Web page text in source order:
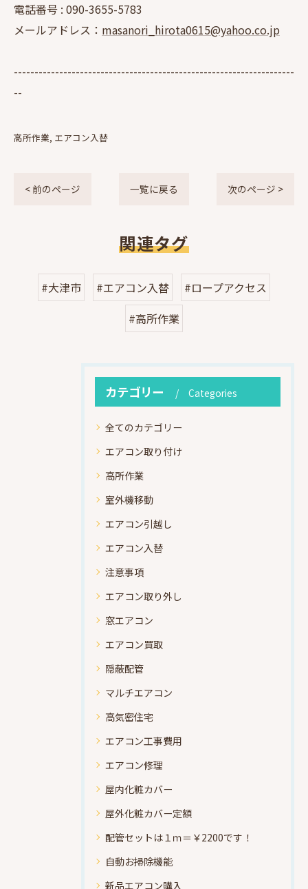
電話番号 : 090-3655-5783
メールアドレス： masanori_hirota0615@yahoo.co.jp
--------------------------------------------------------------------
--
高所作業 エアコン入替
< 前のページ 一覧に戻る 次のページ >
関連タグ
#大津市 #エアコン入替
#ロープアクセス
#高所作業
カテゴリー Categories
全てのカテゴリー
エアコン取り付け
高所作業
室外機移動
エアコン引越し
エアコン入替
注意事項
エアコン取り外し
窓エアコン
エアコン買取
隠蔽配管
マルチエアコン
高気密住宅
エアコン工事費用
エアコン修理
屋内化粧カバー
屋外化粧カバー定額
配管セットは１ｍ＝￥2200です！
自動お掃除機能
新品エアコン購入